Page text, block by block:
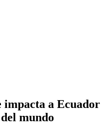
impacta a Ecuador
mundo